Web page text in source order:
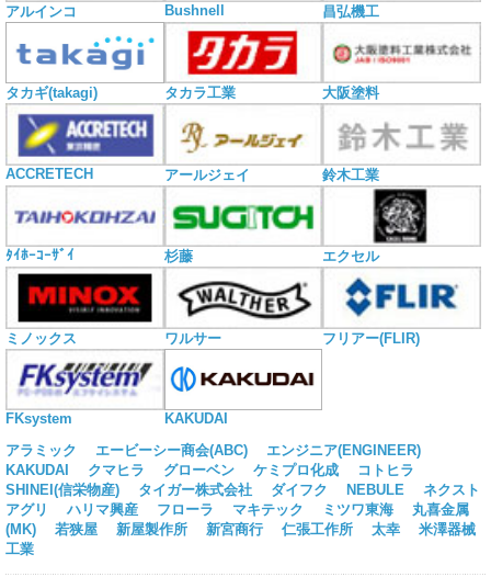
アルインコ Bushnell 昌弘機工
タカギ(takagi) タカラ工業 大阪塗料
ACCRETECH アールジェイ 鈴木工業
ﾀｲﾎｰｺｰｻﾞｲ 杉藤 エクセル
ミノックス ワルサー フリアー(FLIR)
FKsystem
KAKUDAI
アラミック
エービーシー商会(ABC)
エンジニア(ENGINEER)
KAKUDAI
クマヒラ グローベン ケミプロ化成
コトヒラ
SHINEI(信栄物産)
タイガー株式会社 ダイフク NEBULE
ネクスト
アグリ
ハリマ興産 フローラ マキテック ミツワ東海
丸喜金属
(MK)
若狭屋 新屋製作所 新宮商行 仁張工作所 太幸
米澤器械
工業